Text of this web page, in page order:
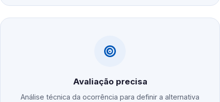
Avaliação precisa
Análise técnica da ocorrência para definir a alternativa